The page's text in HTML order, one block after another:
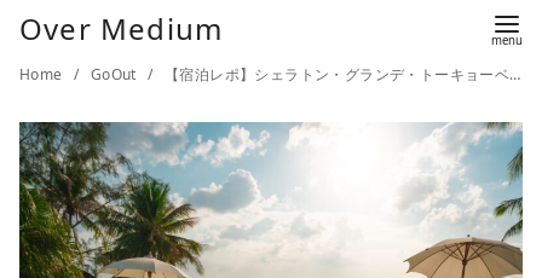
Over Medium
Home GoOut 【宿泊レポ】シェラトン・グランデ・トーキョーベイ・ホテル【子連れ】【ガーデンプール】